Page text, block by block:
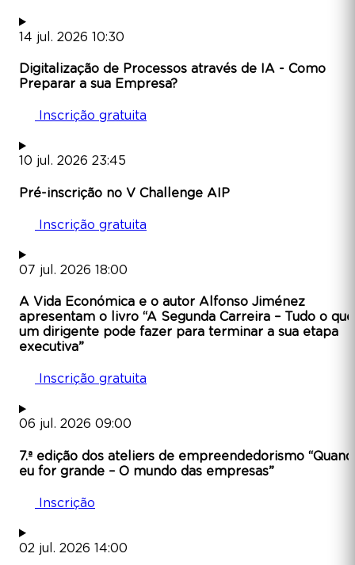
14 jul. 2026 10:30
Digitalização de Processos através de IA - Como
Preparar a sua Empresa?
Inscrição gratuita
10 jul. 2026 23:45
Pré-inscrição no V Challenge AIP
Inscrição gratuita
07 jul. 2026 18:00
A Vida Económica e o autor Alfonso Jiménez
apresentam o livro “A Segunda Carreira – Tudo o que
um dirigente pode fazer para terminar a sua etapa
executiva”
Inscrição gratuita
06 jul. 2026 09:00
7.ª edição dos ateliers de empreendedorismo
eu for grande – O mundo das empresas”
Inscrição
02 jul. 2026 14:00